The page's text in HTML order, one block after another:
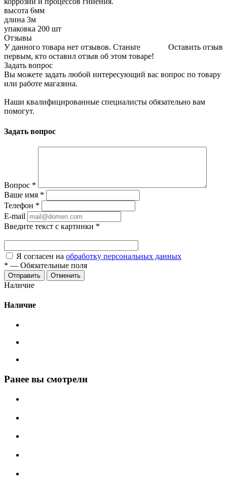
высота 6мм
длина 3м
упаковка 200 шт
Отзывы
Оставить отзыв
У данного товара нет отзывов. Станьте
первым, кто оставил отзыв об этом товаре!
Задать вопрос
Вы можете задать любой интересующий вас вопрос по товару
или работе магазина.
Наши квалифицированные специалисты обязательно вам
помогут.
Задать вопрос
Вопрос *
Ваше имя *
Телефон *
E-mail
Введите текст с картинки *
Я согласен на обработку персональных данных
* — Обязательные поля
Отменить
Наличие
Наличие
Ранее вы смотрели